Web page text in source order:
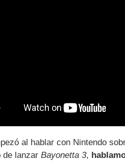
al hablar con Nintendo
de lanzar Bayonetta 3,